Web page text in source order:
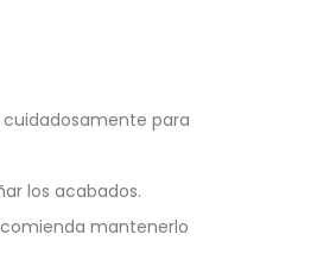
para
los acabados.
mantenerlo